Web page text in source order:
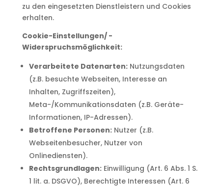
zu den eingesetzten Dienstleistern und Cookies
erhalten.
Cookie-Einstellungen/ -
Widerspruchsmöglichkeit:
Verarbeitete Datenarten:Nutzungsdaten
(z.B. besuchte Webseiten, Interesse an
Inhalten, Zugriffszeiten),
Meta-/Kommunikationsdaten (z.B. Geräte-
Informationen, IP-Adressen).
Betroffene Personen:Nutzer (z.B.
Webseitenbesucher, Nutzer von
Onlinediensten).
Rechtsgrundlagen:Einwilligung (Art. 6 Abs. 1 S.
1 lit. a. DSGVO), Berechtigte Interessen (Art. 6